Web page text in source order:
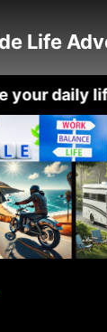
Life
your daily